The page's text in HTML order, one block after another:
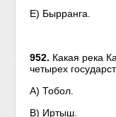
Е) Бырранга.
952. Какая река
четырех
А) Тобол.
В) Иртыш.